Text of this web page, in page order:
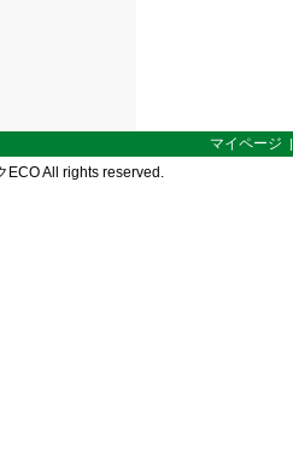
マイページ
ECO All rights reserved.